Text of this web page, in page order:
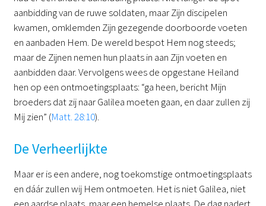
aanbidding van de ruwe soldaten, maar Zijn discipelen
kwamen, omklemden Zijn gezegende doorboorde voeten
en aanbaden Hem. De wereld bespot Hem nog steeds;
maar de Zijnen nemen hun plaats in aan Zijn voeten en
aanbidden daar. Vervolgens wees de opgestane Heiland
hen op een ontmoetingsplaats: “ga heen, bericht Mijn
broeders dat zij naar Galilea moeten gaan, en daar zullen zij
Mij zien” (Matt. 28:10).
De Verheerlijkte
Maar er is een andere, nog toekomstige ontmoetingsplaats
en dáár zullen wij Hem ontmoeten. Het is niet Galilea, niet